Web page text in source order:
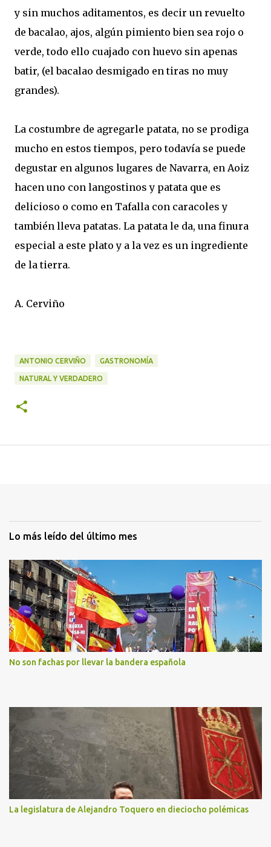
y sin muchos aditamentos, es decir un revuelto
de bacalao, ajos, algún pimiento bien sea rojo o
verde, todo ello cuajado con huevo sin apenas
batir, (el bacalao desmigado en tiras no muy
grandes).
La costumbre de agregarle patata, no se prodiga
mucho en estos tiempos, pero todavía se puede
degustar en algunos lugares de Navarra, en Aoiz
hacen uno con langostinos y patata que es
delicioso o como en Tafalla con caracoles y
también lleva patatas. La patata le da, una finura
especial a este plato y a la vez es un ingrediente
de la tierra.
A. Cerviño
ANTONIO CERVIÑO GASTRONOMÍA
NATURAL Y VERDADERO
Lo más leído del último mes
No son fachas por llevar la bandera española
La legislatura de Alejandro Toquero en dieciocho polémicas